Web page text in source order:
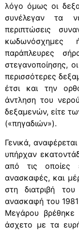
λόγο όμως οι
συνέλεγαν τα
περιπτώσεις
κωδωνόσχημες
παράπλευρες
στεγανοποίησης,
περισσότερες
έτσι και την
άντληση του
δεξαμενών, είτε
(«πηγαδιών»).
Γενικά,
υπήρχαν
από τις οποίες
ανασκαφές, και
στη διατριβή
ανασκαφή του
Μεγάρου
άσχετο με τα